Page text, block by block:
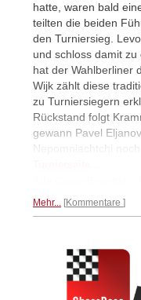
hatte, waren bald
teilten die beiden
den Turniersieg.
und schloss damit
hat der Wahlberliner
Wijk zählt diese
zu Turniersiegern
Rückstand folgt
gewann Pavel
Nepomniachtchi
Mehr... Kommentare